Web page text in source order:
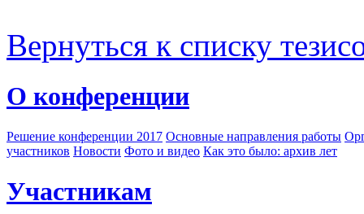
Вернуться к списку
О конференции
Решение конференции 2017 Основные направления работы
участников Новости Фото и видео Как это было: архив лет
Участникам